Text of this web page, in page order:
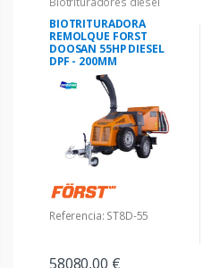
BIOTRITURADORA
REMOLQUE FORST
DOOSAN 55HP DIESEL
DPF - 200MM
Referencia: ST8D-55
58080,00 €